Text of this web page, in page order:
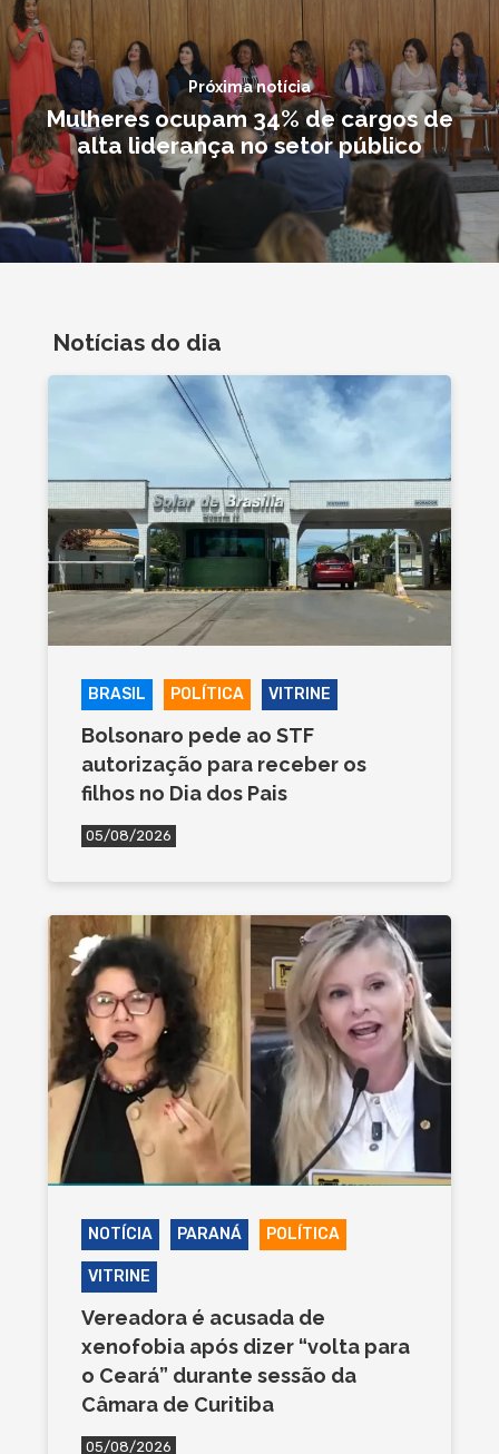
Próxima notícia
Mulheres ocupam 34% de cargos de
alta liderança no setor público
Notícias do dia
BRASIL POLÍTICA VITRINE
Bolsonaro pede ao STF
autorização para receber os
filhos no Dia dos Pais
05/08/2026
NOTÍCIA PARANÁ POLÍTICA
VITRINE
Vereadora é acusada de
xenofobia após dizer “volta para
o Ceará” durante sessão da
Câmara de Curitiba
05/08/2026